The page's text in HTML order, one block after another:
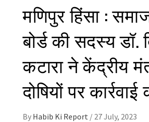
मणिपुर हिंसा :
बोर्ड की सदस्य डॉ.
कटारा ने केंद्रीय
दोषियों पर
By Habib Ki Report / 27 July, 2023